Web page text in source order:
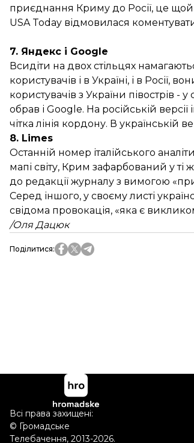
приєднання Криму до Росії, це
USA Today відмовилася
7. Яндекс і Google
Всидіти на двох стільцях
користувачів і в Україні, і в
користувачів з України півострів -
обрав і Google. На російській
чітка лінія кордону. В українській
8. Limes
Останній номер італійського
мапі світу, Крим зафарбований у ті
до редакції журналу з вимогою
Серед іншого, у своєму листі
свідома провокація, «яка є
/Оля Дацюк
Поділитися:
Всі права захищені:
© Громадське
Телебачення, 2013-2026.